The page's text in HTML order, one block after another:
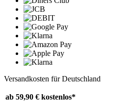
Versandkosten für Deutschland
ab 59,90 € kostenlos*